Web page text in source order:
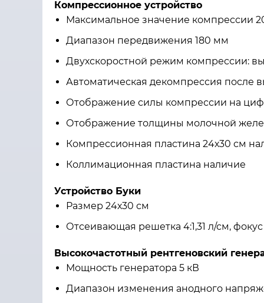
Компрессионное устройство
Максимальное значение компрессии
Диапазон передвижения 180 мм
Двухскоростной режим компрессии:
Автоматическая декомпрессия после
Отображение силы компрессии на
Отображение толщины молочной
Компрессионная пластина 24х30 см
Коллимационная пластина наличие
Устройство Буки
Размер 24х30 см
Отсеивающая решетка 4:1,31 л/см,
Высокочастотный рентгеновский
Мощность генератора 5 кВ
Диапазон изменения анодного